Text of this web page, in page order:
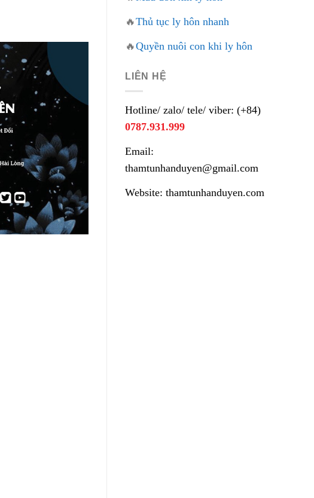
🔥Thủ tục ly hôn nhanh
🔥Quyền nuôi con khi ly hôn
LIÊN HỆ
Hotline/ zalo/ tele/ viber: (+84)
0787.931.999
Email:
thamtunhanduyen@gmail.com
Website: thamtunhanduyen.com